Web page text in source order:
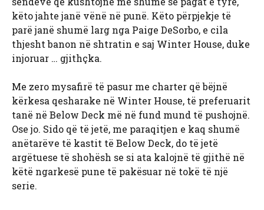
këto jahte janë vënë në punë. Këto përpjekje të
parë janë shumë larg nga Paige DeSorbo, e cila
thjesht banon në shtratin e saj Winter House, duke
injoruar … gjithçka.
Me zero mysafirë të pasur me charter që bëjnë
kërkesa qesharake në Winter House, të preferuarit
tanë në Below Deck më në fund mund të pushojnë.
Ose jo. Sido që të jetë, me paraqitjen e kaq shumë
anëtarëve të kastit të Below Deck, do të jetë
argëtuese të shohësh se si ata kalojnë të gjithë në
këtë ngarkesë pune të pakësuar në tokë të një
serie.